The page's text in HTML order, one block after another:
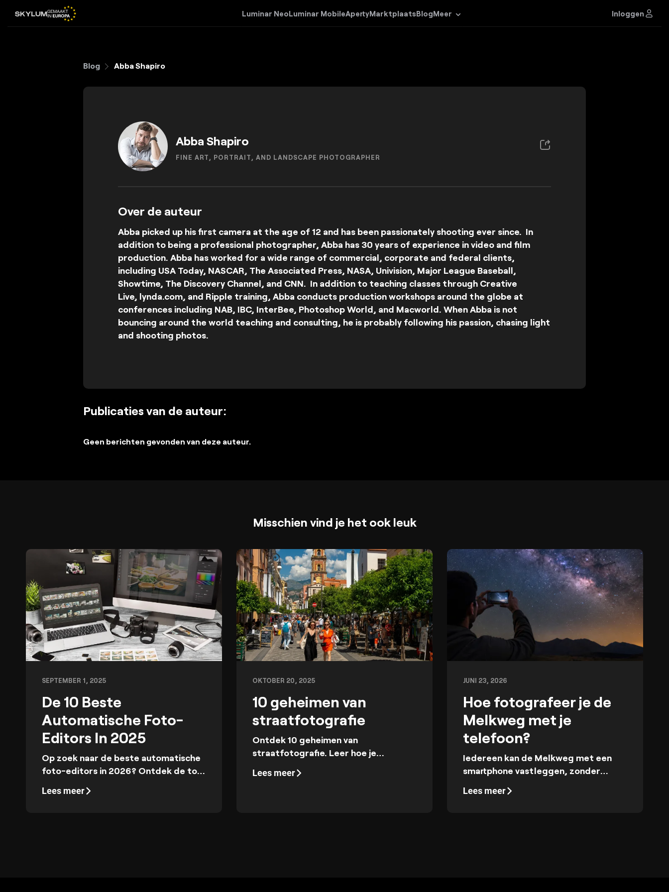
Luminar NeoLuminar MobileApertyMarktplaatsBlogMeer Inloggen
Blog Abba Shapiro
Abba Shapiro
FINE ART, PORTRAIT, AND LANDSCAPE PHOTOGRAPHER
Over de auteur
Abba picked up his first camera at the age of 12 and has been passionately shooting ever since. In
addition to being a professional photographer, Abba has 30 years of experience in video and film
production. Abba has worked for a wide range of commercial, corporate and federal clients,
including USA Today, NASCAR, The Associated Press, NASA, Univision, Major League Baseball,
Showtime, The Discovery Channel, and CNN. In addition to teaching classes through Creative
Live, lynda.com, and Ripple training, Abba conducts production workshops around the globe at
conferences including NAB, IBC, InterBee, Photoshop World, and Macworld. When Abba is not
bouncing around the world teaching and consulting, he is probably following his passion, chasing light
and shooting photos.
Publicaties van de auteur:
Geen berichten gevonden van deze auteur.
Misschien vind je het ook leuk
SEPTEMBER 1, 2025
De 10 Beste
Automatische Foto-
Editors In 2025
Op zoek naar de beste automatische
foto-editors in 2026? Ontdek de top
verbeteren. Verken innovatieve
Lees meer
OKTOBER 20, 2025
10 geheimen van
straatfotografie
Ontdek 10 geheimen van
straatfotografie. Leer hoe je
professionele tips voor
Lees meer
JUNI 23, 2026
Hoe fotografeer je de
Melkweg met je
telefoon?
Iedereen kan de Melkweg met een
smartphone vastleggen, zonder
wat je moet doen en welke
Lees meer